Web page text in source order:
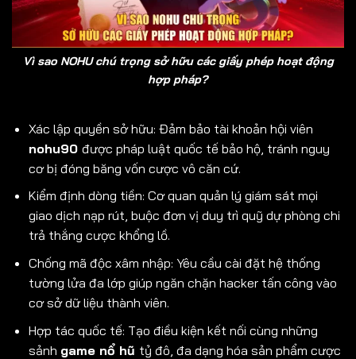
Vì sao NOHU chú trọng sở hữu các giấy phép hoạt động
hợp pháp?
Xác lập quyền sở hữu: Đảm bảo tài khoản hội viên
nohu90 được pháp luật quốc tế bảo hộ, tránh nguy
cơ bị đóng băng vốn cược vô căn cứ.
Kiểm định dòng tiền: Cơ quan quản lý giám sát mọi
giao dịch nạp rút, buộc đơn vị duy trì quỹ dự phòng chi
trả thắng cược khổng lồ.
Chống mã độc xâm nhập: Yêu cầu cài đặt hệ thống
tường lửa đa lớp giúp ngăn chặn hacker tấn công vào
cơ sở dữ liệu thành viên.
Hợp tác quốc tế: Tạo điều kiện kết nối cùng những
sảnh game nổ hũ tỷ đô, đa dạng hóa sản phẩm cược